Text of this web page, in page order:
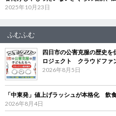
2025年10月23日
ふむふむ
四日市の公害克服の歴史
ロジェクト クラウドファ
2026年8月5日
「中東発」値上げラッシュが本格化 飲
2026年8月4日